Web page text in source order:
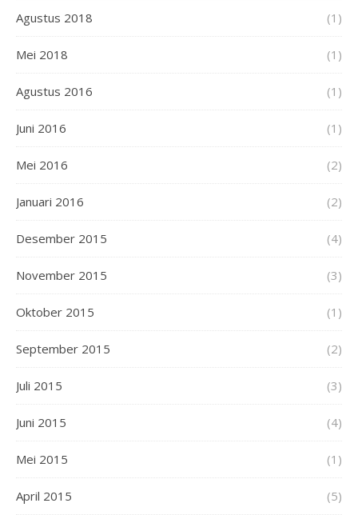
Agustus 2018 (1)
Mei 2018 (1)
Agustus 2016 (1)
Juni 2016 (1)
Mei 2016 (2)
Januari 2016 (2)
Desember 2015 (4)
November 2015 (3)
Oktober 2015 (1)
September 2015 (2)
Juli 2015 (3)
Juni 2015 (4)
Mei 2015 (1)
April 2015 (5)